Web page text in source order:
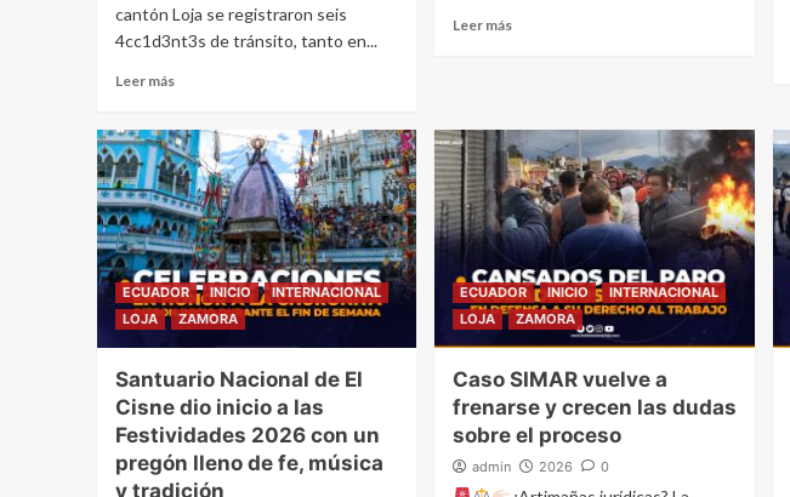
cantón Loja se registraron seis
4cc1d3nt3s de tránsito, tanto en...
Leer más
Leer más
ECUADOR INICIO
INTERNACIONAL
LOJA
ZAMORA
Santuario Nacional de El
Cisne dio inicio a las
Festividades 2026 con un
pregón lleno de fe, música
y tradición
ECUADOR INICIO
INTERNACIONAL
LOJA
ZAMORA
Caso SIMAR vuelve a
frenarse y crecen las dudas
sobre el proceso
admin 2026 0